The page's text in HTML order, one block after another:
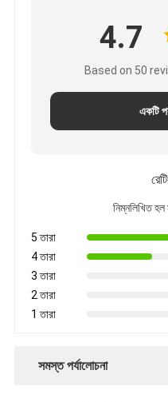
4.7
Based on 50
একটি
নিম্নলিখিত
5 তারা
4 তারা
3 তারা
2 তারা
1 তারা
সমস্ত পর্যালোচনা